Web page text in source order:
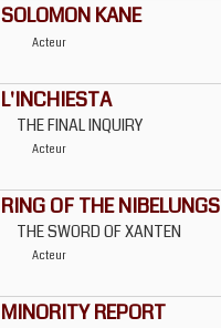
SOLOMON KANE
Acteur
L'INCHIESTA
THE FINAL INQUIRY
Acteur
RING OF THE NIBELUNGS
THE SWORD OF XANTEN
Acteur
MINORITY REPORT